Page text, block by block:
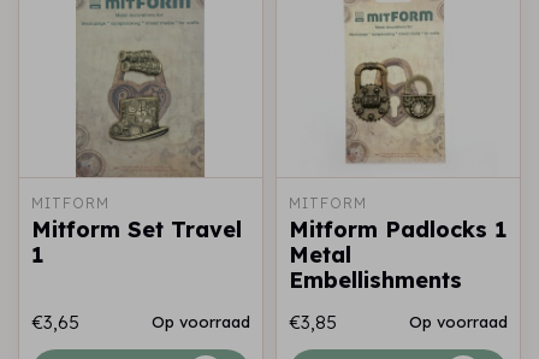
MITFORM
Mitform Set Travel
1
€3,65 Op voorraad
MITFORM
Mitform Padlocks 1
Metal
Embellishments
€3,85 Op voorraad